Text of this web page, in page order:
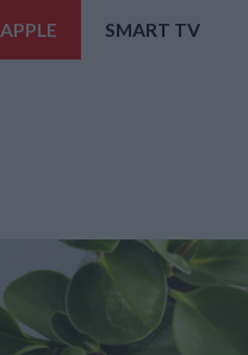
APPLE SMART TV